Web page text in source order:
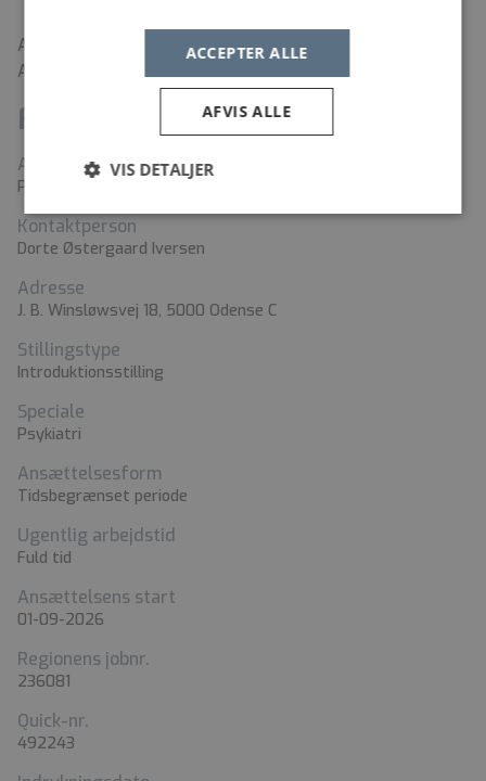
Ansøgningsfrist: Torsdag den 18. juni 2026.
Ansættelsessamtaler: Onsdag den 24. juni 2026.
Fakta
Arbejdssted
Psykiatrien i Region Syddanmark, Odense
Kontaktperson
Dorte Østergaard Iversen
Adresse
J. B. Winsløwsvej 18, 5000 Odense C
Stillingstype
Introduktionsstilling
Speciale
Psykiatri
Ansættelsesform
Tidsbegrænset periode
Ugentlig arbejdstid
Fuld tid
Ansættelsens start
01-09-2026
Regionens jobnr.
236081
Quick-nr.
492243
ACCEPTER ALLE
AFVIS ALLE
VIS DETALJER